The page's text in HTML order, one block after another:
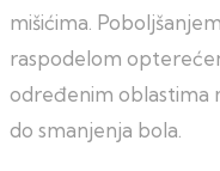
mišićima.
raspodelom
određenim oblastima
do smanjenja bola.